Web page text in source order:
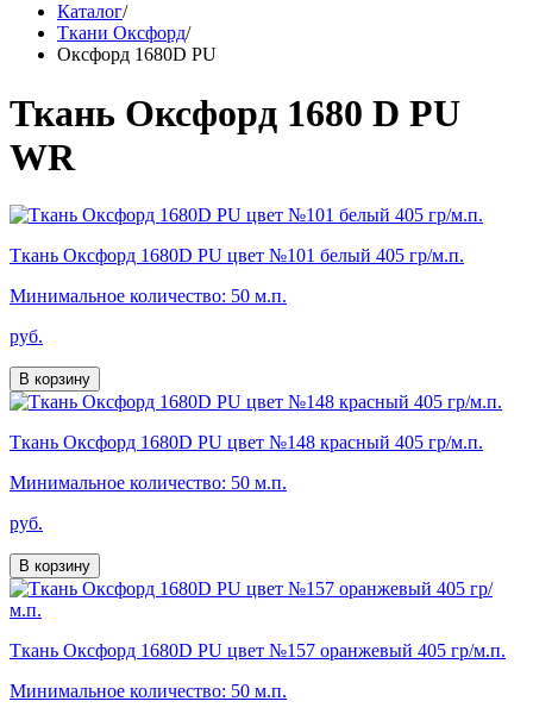
Каталог/
Ткани Оксфорд/
Оксфорд 1680D PU
Ткань Оксфорд 1680 D PU
WR
Ткань Оксфорд 1680D PU цвет №101 белый 405 гр/м.п.
Минимальное количество: 50 м.п.
руб.
В корзину
Ткань Оксфорд 1680D PU цвет №148 красный 405 гр/м.п.
Минимальное количество: 50 м.п.
руб.
В корзину
Ткань Оксфорд 1680D PU цвет №157 оранжевый 405 гр/м.п.
Минимальное количество: 50 м.п.